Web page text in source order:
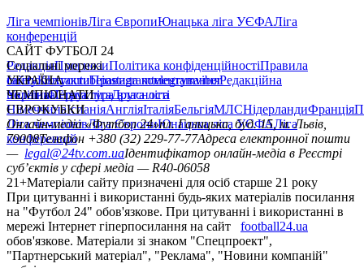
Ліга чемпіонівЛіга ЄвропиЮнацька ліга УЄФАЛіга
конференцій
САЙТ ФУТБОЛ 24
РедакціяПрогнозиПолітика конфіденційностіПравила
сайтуКонтактиПравила коментуванняРедакційна
політикаСтруктура власності
Соціальні мережі
facebookxyoutubeinstagramtelegramviber
УКРАЇНА
УкраїнаПерша лігаДруга ліга
ЧЕМПІОНАТИ
НімеччинаІспаніяАнгліяІталіяБельгіяМЛСНідерландиФранція
ЄВРОКУБКИ
Ліга чемпіонівЛіга ЄвропиЮнацька ліга УЄФАЛіга
конференцій
Онлайн-медіа «Футбол 24»пл. Галицька, буд. 15, м. Львів,
79008Телефон +380 (32) 229-77-77Адреса електронної пошти
— legal@24tv.com.uaІдентифікатор онлайн-медіа в Реєстрі
суб’єктів у сфері медіа — R40-06058
21+Матеріали сайту призначені для осіб старше 21 року
При цитуванні і використанні будь-яких матеріалів посилання
на "Футбол 24" обов'язкове. При цитуванні і використанні в
мережі Інтернет гіперпосилання на сайт
football24.ua
обов'язкове. Матеріали зі знаком "Спецпроект",
"Партнерський матеріал", "Реклама", "Новини компаній"